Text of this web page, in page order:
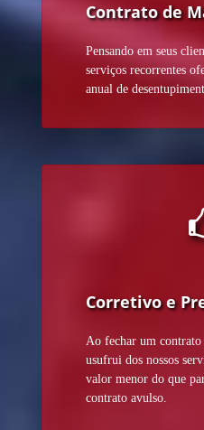
Contrato de
Pensando em seus
serviços recorrentes
anual de
Corretivo e
Ao fechar um
usufrui dos nossos
valor menor do que
contrato avulso.